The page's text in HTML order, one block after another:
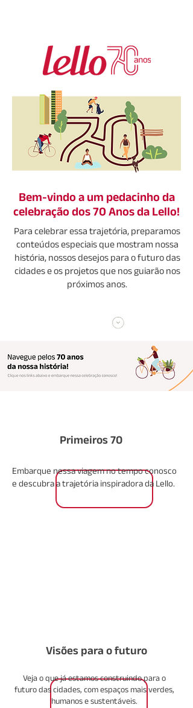
Bem-vindo a um pedacinho da
celebração dos 70 Anos da Lello!
Para celebrar essa trajetória, preparamos
conteúdos especiais que mostram nossa
história, nossos desejos para o futuro das
cidades e os projetos que nos guiarão nos
próximos anos.
Primeiros 70
Embarque nessa viagem no tempo conosco
e descubra a trajetória inspiradora da Lello.
Visões para o futuro
Veja o que já estamos construindo para o
futuro das cidades, com espaços mais verdes,
humanos e sustentáveis.